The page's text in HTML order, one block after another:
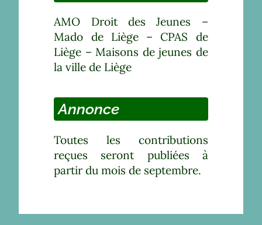
AMO Droit des Jeunes –
Mado de Liège – CPAS de
Liège – Maisons de jeunes de
la ville de Liège
Annonce
Toutes les contributions
reçues seront publiées à
partir du mois de septembre.